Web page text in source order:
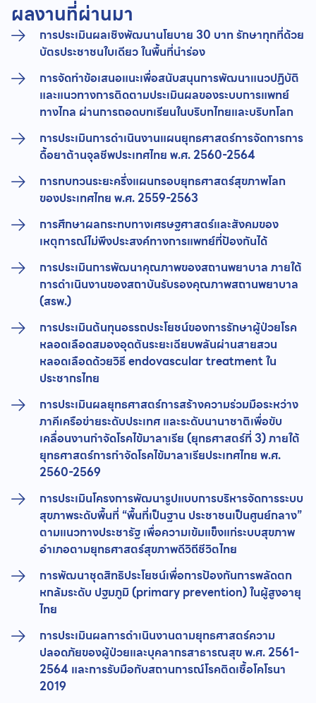
ผลงานที่ผ่านมา
การประเมินผลเชิงพัฒนานโยบาย 30 บาท รักษาทุกที่ด้วย
บัตรประชาชนใบเดียว ในพื้นที่นําร่อง
การจัดทำข้อเสนอแนะเพื่อสนับสนุนการพัฒนาแนวปฏิบัติ
และแนวทางการติดตามประเมินผลของระบบการแพทย์
ทางไกล ผ่านการถอดบทเรียนในบริบทไทยและบริบทโลก
การประเมินการดําเนินงานแผนยุทธศาสตร์การจัดการการ
ดื้อยาต้านจุลชีพประเทศไทย พ.ศ. 2560-2564
การทบทวนระยะครึ่งแผนกรอบยุทธศาสตร์สุขภาพโลก
ของประเทศไทย พ.ศ. 2559-2563
การศึกษาผลกระทบทางเศรษฐศาสตร์และสังคมของ
เหตุการณ์ไม่พึงประสงค์ทางการแพทย์ที่ป้องกันได้
การประเมินการพัฒนาคุณภาพของสถานพยาบาล ภายใต้
การดำเนินงานของสถาบันรับรองคุณภาพสถานพยาบาล
(สรพ.)
การประเมินต้นทุนอรรถประโยชน์ของการรักษาผู้ป่วยโรค
หลอดเลือดสมองอุดตันระยะเฉียบพลันผ่านสายสวน
หลอดเลือดด้วยวิธี endovascular treatment ใน
ประชากรไทย
การประเมินผลยุทธศาสตร์การสร้างความร่วมมือระหว่าง
ภาคีเครือข่ายระดับประเทศ และระดับนานาชาติเพื่อขับ
เคลื่อนงานกําจัดโรคไข้มาลาเรีย (ยุทธศาสตร์ที่ 3) ภายใต้
ยุทธศาสตร์การกำจัดโรคไข้มาลาเรียประเทศไทย พ.ศ.
2560-2569
การประเมินโครงการพัฒนารูปแบบการบริหารจัดการระบบ
สุขภาพระดับพื้นที่ “พื้นที่เป็นฐาน ประชาชนเป็นศูนย์กลาง”
ตามแนวทางประชารัฐ เพื่อความเข้มแข็งแก่ระบบสุขภาพ
อำเภอตามยุทธศาสตร์สุขภาพดีวิถีชีวิตไทย
การพัฒนาชุดสิทธิประโยชน์เพื่อการป้องกันการพลัดตก
หกล้มระดับ ปฐมภูมิ (primary prevention) ในผู้สูงอายุ
ไทย
การประเมินผลการดำเนินงานตามยุทธศาสตร์ความ
ปลอดภัยของผู้ป่วยและบุคลากรสาธารณสุข พ.ศ. 2561-
2564 และการรับมือกับสถานการณ์โรคติดเชื้อโคโรนา
2019